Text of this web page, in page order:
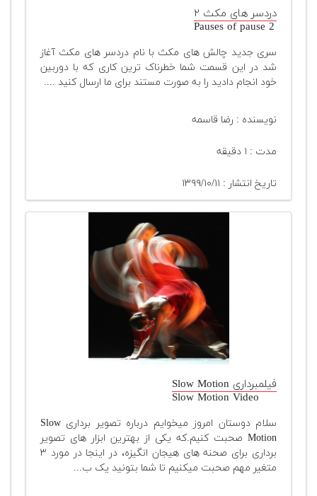
تجهیزات
افزودن
دردسر های مکث ۲
Pauses of pause 2
سری جدید چالش های مکث با نام دردسر های مکث آغاز
شد در این قسمت شما خطرناک ترین کاری که با دوربین
خود انجام دادید را به صورت مستند برای ما ارسال کنید ....
نویسنده : رضا قاسمه
مدت : ۱ دقیقه
تاریخ انتشار : ۱۳۹۹/۱۰/۱۱
فیلمبرداری Slow Motion
Slow Motion Video
سلام دوستان امروز میخوایم درباره تصویر برداری Slow
Motion صحبت کنیم.که یکی از بهترین ابزار های تصویر
برداری برای صحنه های هیجان انگیزه، در اینجا در مورد ۳
متغیر مهم صحبت میکنیم تا شما بتونید یک ب...